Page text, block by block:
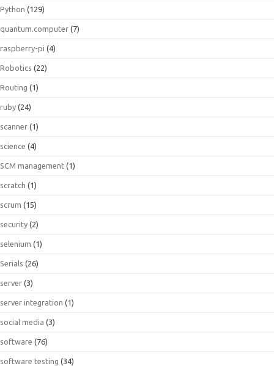
Python (129)
quantum.computer (7)
raspberry-pi (4)
Robotics (22)
Routing (1)
ruby (24)
scanner (1)
science (4)
SCM management (1)
scratch (1)
scrum (15)
security (2)
selenium (1)
Serials (26)
server (3)
server integration (1)
social media (3)
software (76)
software testing (34)